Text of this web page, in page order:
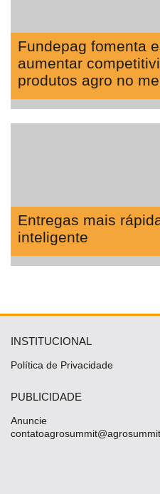
Fundepag fomenta
aumentar
produtos agro no
Entregas mais
inteligente
INSTITUCIONAL
Política de Privacidade
PUBLICIDADE
Anuncie